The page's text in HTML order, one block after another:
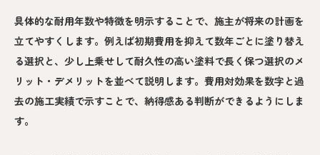
具体的な耐用年数や特徴を明示することで、施主が将来の計画を
立てやすくします。例えば初期費用を抑えて数年ごとに塗り替え
る選択と、少し上乗せして耐久性の高い塗料で長く保つ選択のメ
リット・デメリットを並べて説明します。費用対効果を数字と過
去の施工実績で示すことで、納得感ある判断ができるようにしま
す。